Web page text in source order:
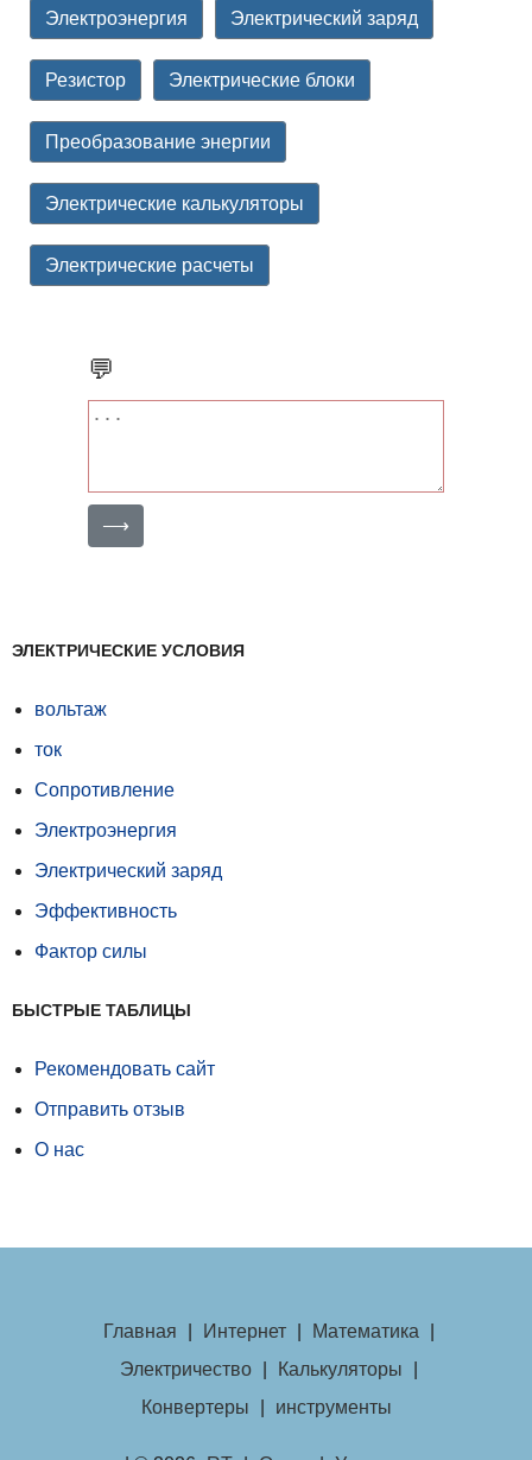
Электроэнергия Электрический заряд
Резистор Электрические блоки
Преобразование энергии
Электрические калькуляторы
Электрические расчеты
💬
⟶
ЭЛЕКТРИЧЕСКИЕ УСЛОВИЯ
вольтаж
ток
Сопротивление
Электроэнергия
Электрический заряд
Эффективность
Фактор силы
БЫСТРЫЕ ТАБЛИЦЫ
Рекомендовать сайт
Отправить отзыв
О нас
Главная Интернет Математика
Электричество
Калькуляторы
Конвертеры
инструменты